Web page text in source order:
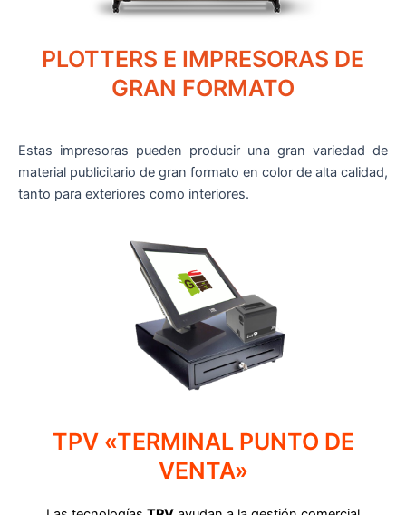
PLOTTERS E IMPRESORAS DE
GRAN FORMATO
Estas impresoras pueden producir una gran variedad de
material publicitario de gran formato en color de alta calidad,
tanto para exteriores como interiores.
TPV «TERMINAL PUNTO DE
VENTA»